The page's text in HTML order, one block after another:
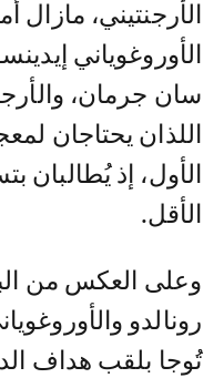
الأرجنتيني، مازال
الأوروغوياني
سان جرمان،
اللذان يحتاجان
الأقل.
وعلى العكس من
رونالدو
تُوجا بلقب هداف